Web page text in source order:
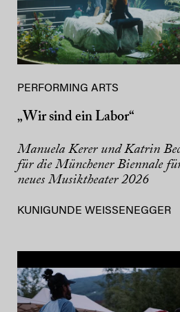
PERFORMING ARTS
„Wir sind ein Labor“
Manuela Kerer und Katrin
für die Münchener Biennale
neues Musiktheater 2026
KUNIGUNDE WEISSENEGGER